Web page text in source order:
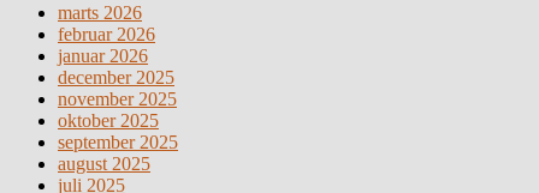
marts 2026
februar 2026
januar 2026
december 2025
november 2025
oktober 2025
september 2025
august 2025
juli 2025